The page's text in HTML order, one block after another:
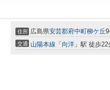
住所 広島県安芸郡府中町柳ケ丘
交通 山陽本線 「 向洋 」駅 徒歩22